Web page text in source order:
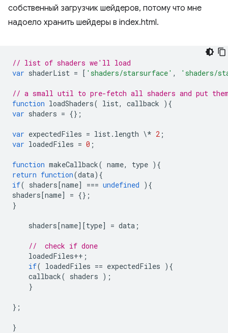
собственный загрузчик шейдеров, потому что мне
надоело хранить шейдеры в index.html.
// list of shaders we'll load
var shaderList = [ 'shaders/starsurface' , 'shaders/
// a small util to pre-fetch all shaders and put
function loadShaders( list, callback ){
var shaders = {};
var expectedFiles = list. length \* 2 ;
var loadedFiles = 0 ;
function makeCallback( name, type ){
return function(data){
if( shaders [name] === undefined ){
shaders [name] = {};
}
shaders [name][type] = data ;
//  check if done
loadedFiles++ ;
if( loadedFiles == expectedFiles ){
callback( shaders );
}
};
}